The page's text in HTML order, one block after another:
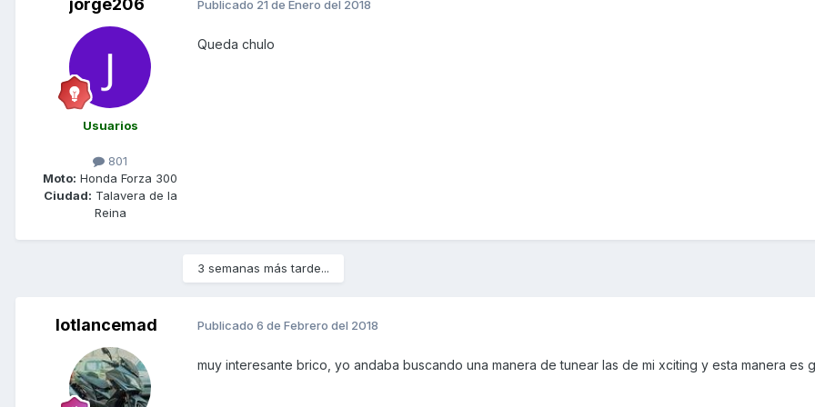
Usuarios
801
Moto: Honda Forza 300
Ciudad: Talavera de la
Reina
Publicado 21 de Enero del 2018
Queda chulo
3 semanas más tarde...
lotlancemad Publicado 6 de Febrero del 2018
muy interesante brico, yo andaba buscando una manera de tunear las de mi xciting y esta manera es